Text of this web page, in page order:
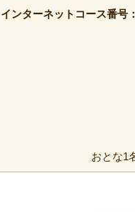
インターネットコース番号
おとな1